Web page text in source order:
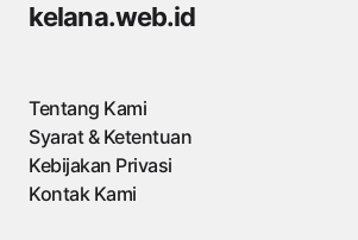
kelana.web.id
Tentang Kami
Syarat & Ketentuan
Kebijakan Privasi
Kontak Kami